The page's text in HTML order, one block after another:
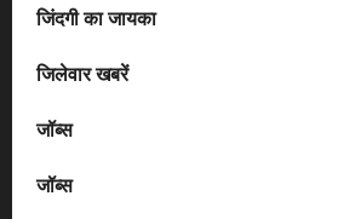
जिंदगी का जायका
जिलेवार खबरें
जॉब्स
जॉब्स